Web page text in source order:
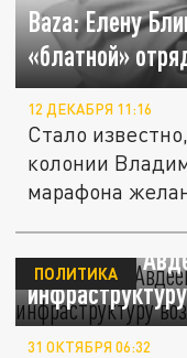
Baza: Елену
«блатной»
12 ДЕКАБРЯ 11:16
Стало
колонии
марафона
Губернатор
ПОЛИТИКА
31 ОКТЯБРЯ 06:32